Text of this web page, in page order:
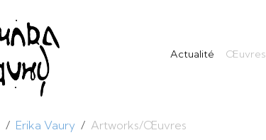
Actualité Œuvres
Erika Vaury Artworks/Œuvres